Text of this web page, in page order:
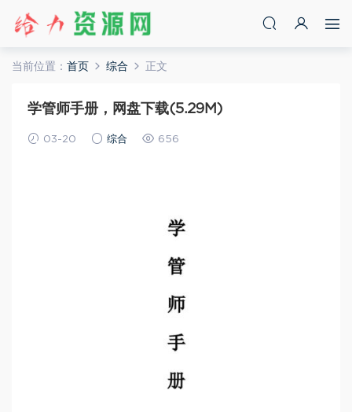
当前位置： 首页 综合 正文
学管师手册，网盘下载(5.29M)
03-20 综合 656